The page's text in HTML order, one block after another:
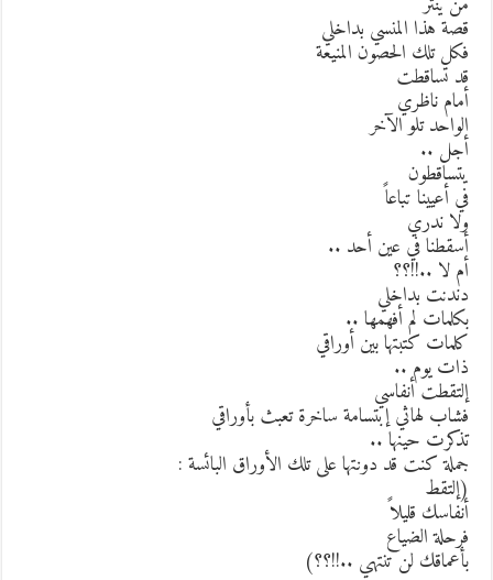
هذا المنسي بداخلي
تلك الحصون المنيعة
تساقطت
ناظري
تلو الآخر
..
أعيينا تباعاً
ندري
في عين أحد ..
لا ..!!؟؟
بداخلي
لم أفهمها ..
كتبتها بين أوراقي
يوم ..
أنفاسي
لهاثي إبتسامة ساخرة تعبث بأوراقي
حينها ..
كنت قد دونتها على تلك الأوراق البائسة :
قليلاً
الضياع
لن تنتهي ..!!؟؟)